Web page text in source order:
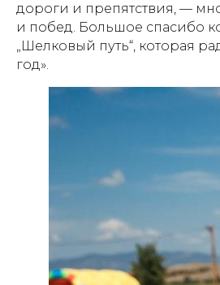
дороги и препятствия, —
и побед. Большое спасибо
„Шелковый путь“, которая
год».